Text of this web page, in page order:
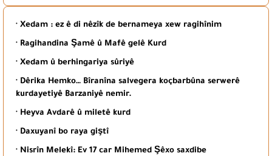
· Xedam : ez ê di nêzîk de bernameya xew ragihînim
· Ragihandina Şamê û Mafê gelê Kurd
· Xedam û berhingariya sûriyê
· Dêrika Hemko… Bîranîna salvegera koçbarbûna serwerê
kurdayetiyê Barzaniyê nemir.
· Heyva Avdarê û miletê kurd
· Daxuyanî bo raya giştî
· Nisrîn Melekî: Ev 17 car Mihemed Şêxo saxdibe